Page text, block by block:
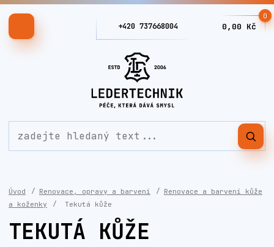
+420 737668004
0
0,00 Kč
Úvod Renovace, opravy a barvení
Renovace a barvení kůže
a koženky
Tekutá kůže
TEKUTÁ KŮŽE